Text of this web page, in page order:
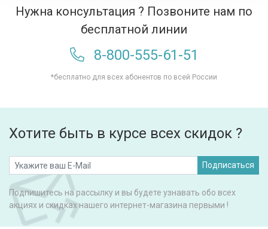
Нужна консультация ? Позвоните нам по
бесплатной линии
8-800-555-61-51
*бесплатно для всех абонентов по всей России
Хотите быть в курсе всех скидок ?
Подписаться
Подпишитесь на рассылку и вы будете узнавать обо всех
акциях и скидках нашего интернет-магазина первыми !